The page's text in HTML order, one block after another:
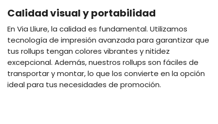
Calidad visual y portabilidad
En Via Lliure, la calidad es fundamental. Utilizamos
tecnología de impresión avanzada para garantizar que
tus rollups tengan colores vibrantes y nitidez
excepcional. Además, nuestros rollups son fáciles de
transportar y montar, lo que los convierte en la opción
ideal para tus necesidades de promoción.